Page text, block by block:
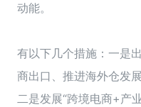
动能。
有以下几个措施：一是
商出口、推进海外仓发
二是发展“跨境电商+产